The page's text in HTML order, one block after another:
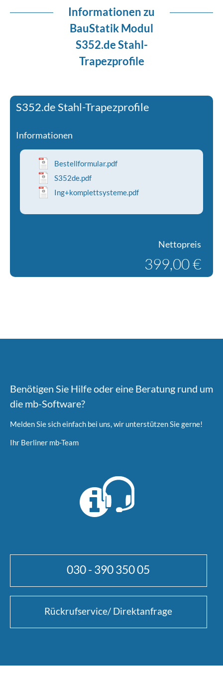
Informationen zu
BauStatik Modul
S352.de Stahl-
Trapezprofile
S352.de Stahl-Trapezprofile
Informationen
Bestellformular.pdf
S352de.pdf
Ing+komplettsysteme.pdf
Nettopreis
399,00 €
Benötigen Sie Hilfe oder eine Beratung rund um
die mb-Software?
Melden Sie sich einfach bei uns, wir unterstützen Sie gerne!
Ihr Berliner mb-Team
030 - 390 350 05
Rückrufservice/ Direktanfrage